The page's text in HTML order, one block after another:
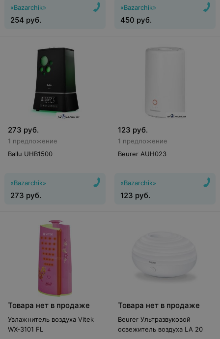
«Bazarchik»
254 руб.
«Bazarchik»
450 руб.
273 руб.
1 предложение
Ballu UHB1500
«Bazarchik»
273 руб.
123 руб.
1 предложение
Beurer AUH023
«Bazarchik»
123 руб.
Товара нет в продаже
Увлажнитель воздуха Vitek
WX-3101 FL
Товара нет в продаже
Beurer Ультразвуковой
освежитель воздуха LA 20